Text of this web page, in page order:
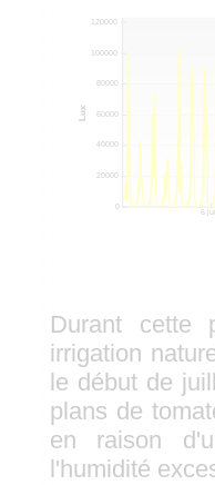
Durant cette
irrigation
le début de
plans de
en raison
l'humidité